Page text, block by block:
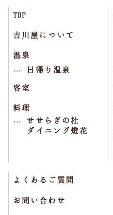
TOP
吉川屋について
温泉
日帰り温泉
客室
料理
せせらぎの杜
ダイニング燈花
よくあるご質問
お問い合わせ